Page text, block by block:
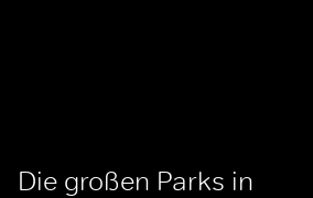
Die großen Parks in